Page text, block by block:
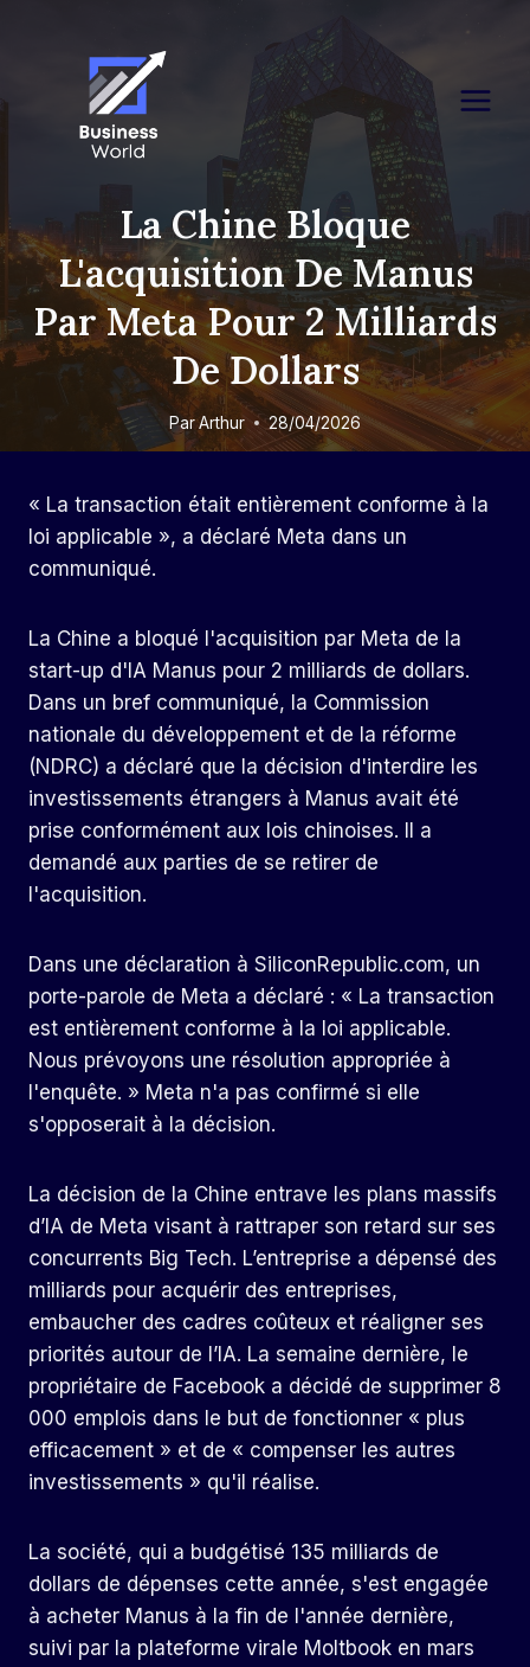
La Chine Bloque
L'acquisition De Manus
Par Meta Pour 2 Milliards
De Dollars
ParArthur 28/04/2026
« La transaction était entièrement conforme à la
loi applicable », a déclaré Meta dans un
communiqué.
La Chine a bloqué l'acquisition par Meta de la
start-up d'IA Manus pour 2 milliards de dollars.
Dans un bref communiqué, la Commission
nationale du développement et de la réforme
(NDRC) a déclaré que la décision d'interdire les
investissements étrangers à Manus avait été
prise conformément aux lois chinoises. Il a
demandé aux parties de se retirer de
l'acquisition.
Dans une déclaration à SiliconRepublic.com, un
porte-parole de Meta a déclaré : « La transaction
est entièrement conforme à la loi applicable.
Nous prévoyons une résolution appropriée à
l'enquête. » Meta n'a pas confirmé si elle
s'opposerait à la décision.
La décision de la Chine entrave les plans massifs
d’IA de Meta visant à rattraper son retard sur ses
concurrents Big Tech. L’entreprise a dépensé des
milliards pour acquérir des entreprises,
embaucher des cadres coûteux et réaligner ses
priorités autour de l’IA. La semaine dernière, le
propriétaire de Facebook a décidé de supprimer 8
000 emplois dans le but de fonctionner « plus
efficacement » et de « compenser les autres
investissements » qu'il réalise.
La société, qui a budgétisé 135 milliards de
dollars de dépenses cette année, s'est engagée
à acheter Manus à la fin de l'année dernière,
suivi par la plateforme virale Moltbook en mars